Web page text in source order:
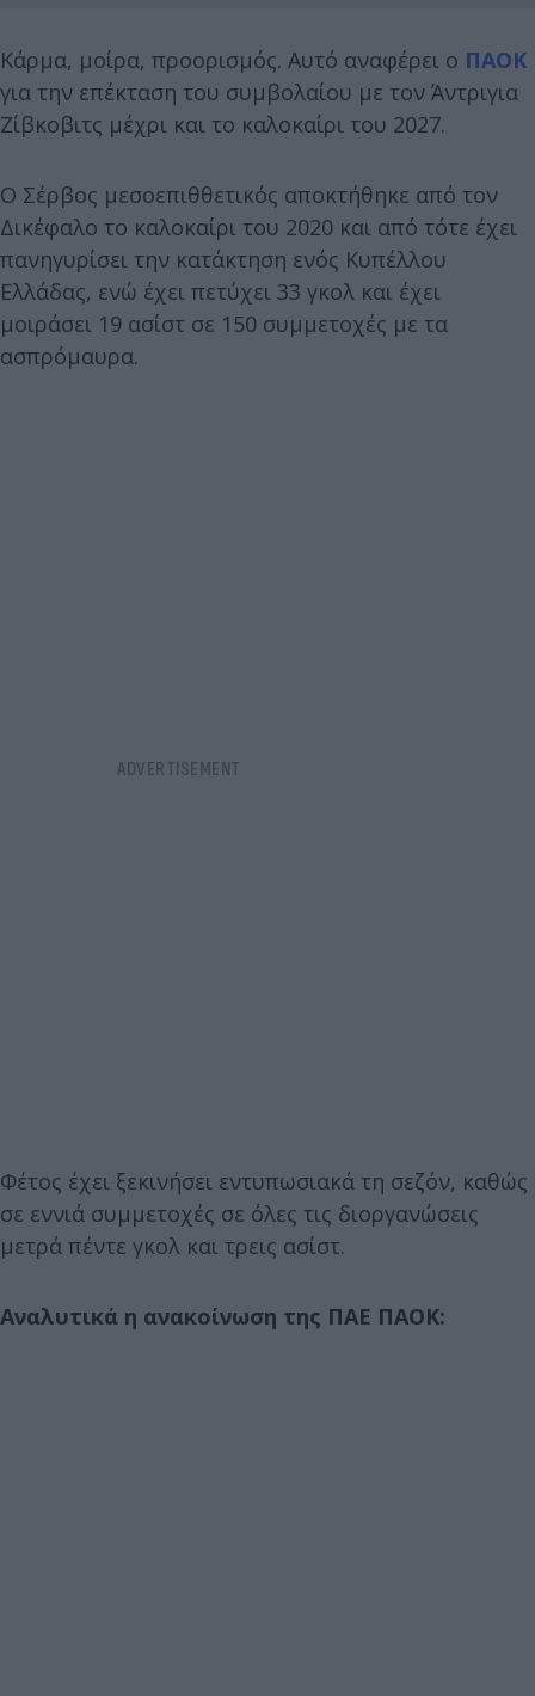
Κάρμα, μοίρα, προορισμός. Αυτό αναφέρει ο ΠΑΟΚ
για την επέκταση του συμβολαίου με τον Άντριγια
Ζίβκοβιτς μέχρι και το καλοκαίρι του 2027.
Ο Σέρβος μεσοεπιθθετικός αποκτήθηκε από τον
Δικέφαλο το καλοκαίρι του 2020 και από τότε έχει
πανηγυρίσει την κατάκτηση ενός Κυπέλλου
Ελλάδας, ενώ έχει πετύχει 33 γκολ και έχει
μοιράσει 19 ασίστ σε 150 συμμετοχές με τα
ασπρόμαυρα.
Φέτος έχει ξεκινήσει εντυπωσιακά τη σεζόν, καθώς
σε εννιά συμμετοχές σε όλες τις διοργανώσεις
μετρά πέντε γκολ και τρεις ασίστ.
Αναλυτικά η ανακοίνωση της ΠΑΕ ΠΑΟΚ: